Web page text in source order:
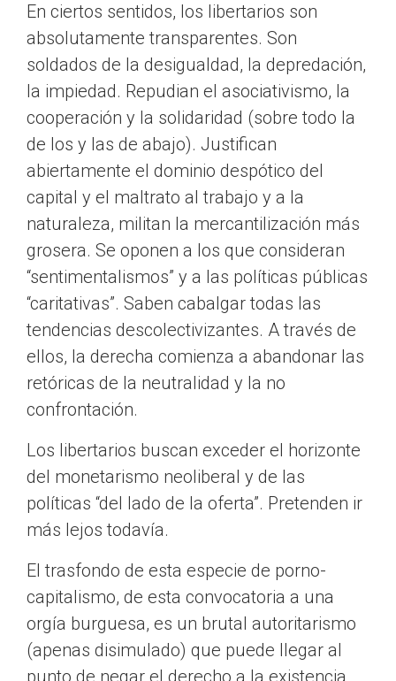
En ciertos sentidos, los libertarios son
absolutamente transparentes. Son
soldados de la desigualdad, la depredación,
la impiedad. Repudian el asociativismo, la
cooperación y la solidaridad (sobre todo la
de los y las de abajo). Justifican
abiertamente el dominio despótico del
capital y el maltrato al trabajo y a la
naturaleza, militan la mercantilización más
grosera. Se oponen a los que consideran
“sentimentalismos” y a las políticas públicas
“caritativas”. Saben cabalgar todas las
tendencias descolectivizantes. A través de
ellos, la derecha comienza a abandonar las
retóricas de la neutralidad y la no
confrontación.
Los libertarios buscan exceder el horizonte
del monetarismo neoliberal y de las
políticas “del lado de la oferta”. Pretenden ir
más lejos todavía.
El trasfondo de esta especie de porno-
capitalismo, de esta convocatoria a una
orgía burguesa, es un brutal autoritarismo
(apenas disimulado) que puede llegar al